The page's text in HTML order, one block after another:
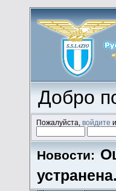
Добро
Пожалуйста,войдите
Новости: